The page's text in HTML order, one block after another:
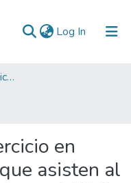
Log In (current)
Facultad de Actividad Física y Deporte
en
asisten al